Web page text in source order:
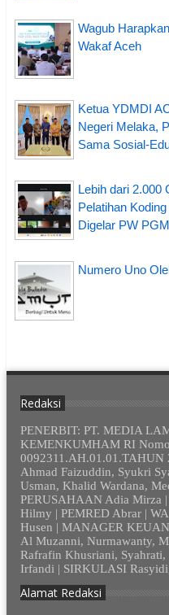
Wagub
Wakaf Aceh
Ketua YDMDI
Negeri Melaka,
Sama Sosial-
Lebih dari 2.000
Pelatihan
Digelar PW
Numero Uno
Redaksi
PENERBIT: PT. MEDIA
KEMENKUMHAM RI
0092311.AH.01.01.TAHUN
Ahmad Faizuddin, Syukri
Usman, Khalid Wardana,
PERUSAHAAN Adia Mirza
Hilmy | PEMRED Abrar |
Husen | MANAGER
Al Muzanni, Nurmawanty,
Rafrafin Khusriani,
Irfandi | SIRKULASI
Alamat Redaksi